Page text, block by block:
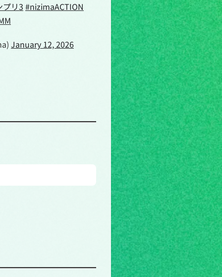
プリ3 #nizimaACTION
January 12, 2026